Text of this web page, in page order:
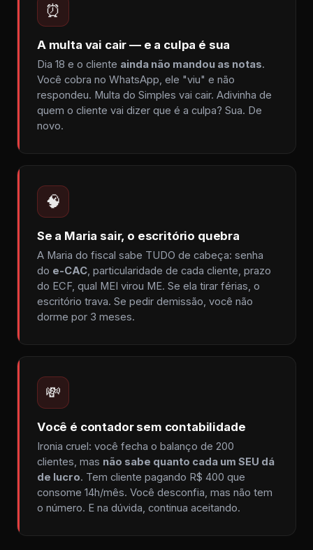
⏰
A multa vai cair — e a culpa é sua
Dia 18 e o cliente ainda não mandou as notas.
Você cobra no WhatsApp, ele "viu" e não
respondeu. Multa do Simples vai cair. Adivinha de
quem o cliente vai dizer que é a culpa? Sua. De
novo.
🧠
Se a Maria sair, o escritório quebra
A Maria do fiscal sabe TUDO de cabeça: senha
do e-CAC, particularidade de cada cliente, prazo
do ECF, qual MEI virou ME. Se ela tirar férias, o
escritório trava. Se pedir demissão, você não
dorme por 3 meses.
💸
Você é contador sem contabilidade
Ironia cruel: você fecha o balanço de 200
clientes, mas não sabe quanto cada um SEU dá
de lucro. Tem cliente pagando R$ 400 que
consome 14h/mês. Você desconfia, mas não tem
o número. E na dúvida, continua aceitando.